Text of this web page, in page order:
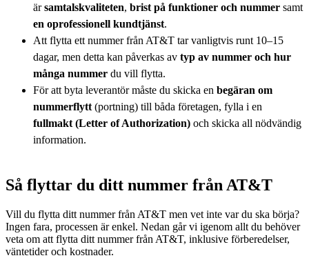
ärsamtalskvaliteten, brist på funktioner och nummer samt
en oprofessionell kundtjänst.
Att flytta ett nummer från AT&T tar vanligtvis runt 10–15
dagar, men detta kan påverkas av typ av nummer och hur
många nummer du vill flytta.
För att byta leverantör måste du skicka en begäran om
nummerflytt (portning) till båda företagen, fylla i en
fullmakt (Letter of Authorization) och skicka all nödvändig
information.
Så flyttar du ditt nummer från AT&T
Vill du flytta ditt nummer från AT&T men vet inte var du ska börja?
Ingen fara, processen är enkel. Nedan går vi igenom allt du behöver
veta om att flytta ditt nummer från AT&T, inklusive förberedelser,
väntetider och kostnader.